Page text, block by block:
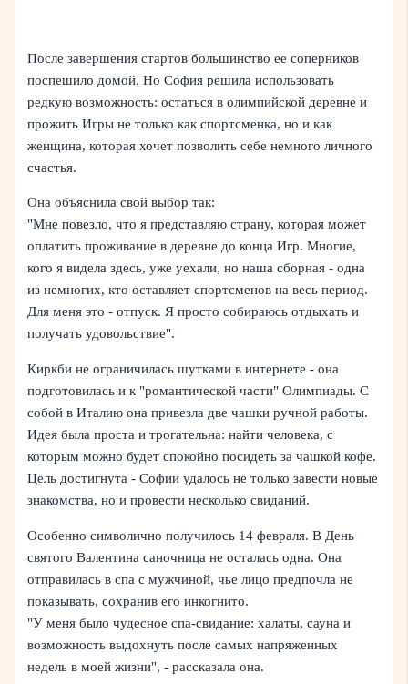
После завершения стартов большинство ее соперников
поспешило домой. Но София решила использовать
редкую возможность: остаться в олимпийской деревне и
прожить Игры не только как спортсменка, но и как
женщина, которая хочет позволить себе немного личного
счастья.
Она объяснила свой выбор так:
"Мне повезло, что я представляю страну, которая может
оплатить проживание в деревне до конца Игр. Многие,
кого я видела здесь, уже уехали, но наша сборная - одна
из немногих, кто оставляет спортсменов на весь период.
Для меня это - отпуск. Я просто собираюсь отдыхать и
получать удовольствие".
Киркби не ограничилась шутками в интернете - она
подготовилась и к "романтической части" Олимпиады. С
собой в Италию она привезла две чашки ручной работы.
Идея была проста и трогательна: найти человека, с
которым можно будет спокойно посидеть за чашкой кофе.
Цель достигнута - Софии удалось не только завести новые
знакомства, но и провести несколько свиданий.
Особенно символично получилось 14 февраля. В День
святого Валентина саночница не осталась одна. Она
отправилась в спа с мужчиной, чье лицо предпочла не
показывать, сохранив его инкогнито.
"У меня было чудесное спа-свидание: халаты, сауна и
возможность выдохнуть после самых напряженных
недель в моей жизни", - рассказала она.